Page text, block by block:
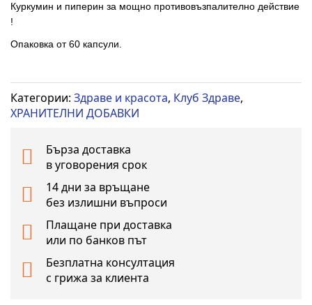
на
галерия
със
Куркумин и пиперин за мощно противовъзпалително действие
!
Опаковка от 60 капсули.
Категории: Здраве и красота, Клуб Здраве,
ХРАНИТЕЛНИ ДОБАВКИ
Бърза доставка
в уговорения срок
14 дни за връщане
без излишни въпроси
Плащане при доставка
или по банков път
Безплатна консултация
с грижа за клиента